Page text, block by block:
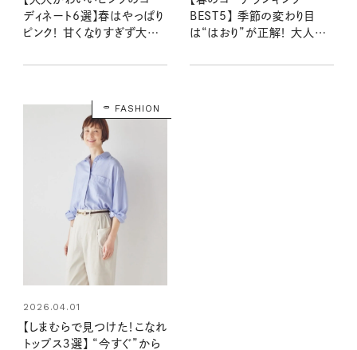
ディネート6選】春はやっぱり
ピンク！ 甘くなりすぎず大人
BEST5】 季節の変わり目
は“はおり”が正解！ 大人に
多数ランクイン：リンネル
FASHION
2026.04.01
【しまむらで見つけた！こなれ
トップス３選】 “今すぐ”から